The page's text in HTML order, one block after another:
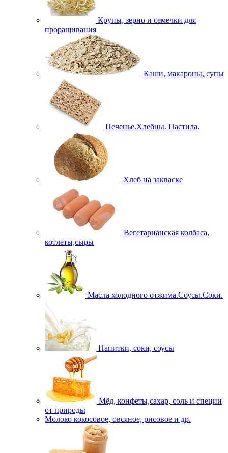
Крупы, зерно и семечки для
проращивания
Каши, макароны, супы
Печенье.Хлебцы. Пастила.
Хлеб на закваске
Вегетарианская колбаса,
котлеты,сыры
Масла холодного отжима.Соусы.Соки.
Напитки, соки, соусы
Мёд, конфеты,сахар, соль и специи
от природы
Молоко кокосовое, овсяное, рисовое и др.